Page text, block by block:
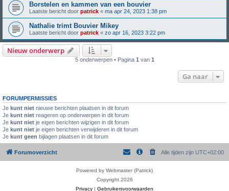
Borstelen en kammen van een bouvier
Laatste bericht door patrick « ma apr 24, 2023 1:38 pm
Nathalie trimt Bouvier Mikey
Laatste bericht door patrick « zo apr 16, 2023 3:22 pm
Nieuw onderwerp
5 onderwerpen • Pagina 1 van 1
Ga naar
FORUMPERMISSIES
Je kunt niet nieuwe berichten plaatsen in dit forum
Je kunt niet reageren op onderwerpen in dit forum
Je kunt niet je eigen berichten wijzigen in dit forum
Je kunt niet je eigen berichten verwijderen in dit forum
Je kunt geen bijlagen plaatsen in dit forum
Forumoverzicht Alle tijden zijn UTC+02:00
Powered by Webmaster (Patrick)
Copyright 2026
Privacy | Gebruikersvoorwaarden